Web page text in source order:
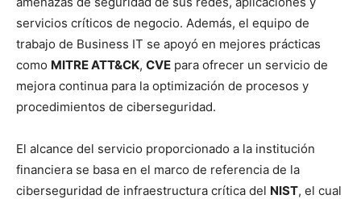
servicios críticos de negocio. Además, el equipo de
trabajo de Business IT se apoyó en mejores prácticas
como MITRE ATT&CK, CVE para ofrecer un servicio de
mejora continua para la optimización de procesos y
procedimientos de ciberseguridad.
El alcance del servicio proporcionado a la institución
financiera se basa en el marco de referencia de la
ciberseguridad de infraestructura crítica del NIST, el cual